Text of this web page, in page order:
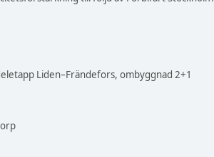
Liden–Frändefors, ombyggnad 2+1